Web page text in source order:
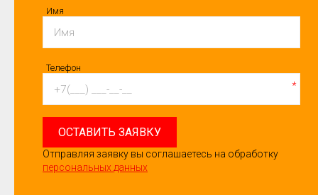
Имя
Телефон
*
ОСТАВИТЬ ЗАЯВКУ
Отправляя заявку вы соглашаетесь на обработку
персональных данных